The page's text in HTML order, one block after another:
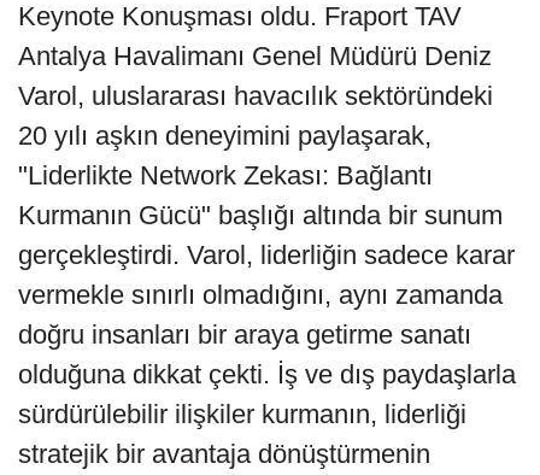
Keynote Konuşması oldu. Fraport TAV
Antalya Havalimanı Genel Müdürü Deniz
Varol, uluslararası havacılık sektöründeki
20 yılı aşkın deneyimini paylaşarak,
"Liderlikte Network Zekası: Bağlantı
Kurmanın Gücü" başlığı altında bir sunum
gerçekleştirdi. Varol, liderliğin sadece karar
vermekle sınırlı olmadığını, aynı zamanda
doğru insanları bir araya getirme sanatı
olduğuna dikkat çekti. İş ve dış paydaşlarla
sürdürülebilir ilişkiler kurmanın, liderliği
stratejik bir avantaja dönüştürmenin